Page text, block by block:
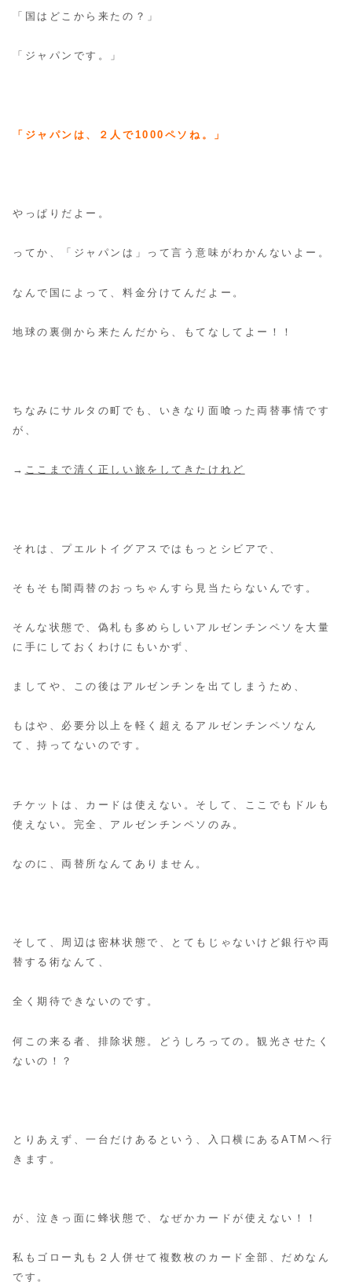
「国はどこから来たの？」
「ジャパンです。」
「ジャパンは、２人で1000ペソね 。」
やっぱりだよー。
ってか、「ジャパンは」って言う意味がわかんないよー。
なんで国によって、料金分けてんだよー。
地球の裏側から来たんだから、もてなしてよー！！
ちなみにサルタの町でも、いきなり面喰った両替事情です
が、
→ ここまで清く正しい旅をしてきたけれど
それは、プエルトイグアスではもっとシビアで、
そもそも闇両替のおっちゃんすら見当たらないんです。
そんな状態で、偽札も多めらしいアルゼンチンペソを大量
に手にしておくわけにもいかず、
ましてや、この後はアルゼンチンを出てしまうため、
もはや、必要分以上を軽く超えるアルゼンチンペソなん
て、持ってないのです。
チケットは、カードは使えない。そして、ここでもドルも
使えない。完全、アルゼンチンペソのみ。
なのに、両替所なんてありません。
そして、周辺は密林状態で、とてもじゃないけど銀行や両
替する術なんて、
全く期待できないのです。
何この来る者、排除状態。どうしろっての。観光させたく
ないの！？
とりあえず、一台だけあるという、入口横にあるATMへ行
きます。
が、泣きっ面に蜂状態で、なぜかカードが使えない！！
私もゴロー丸も２人併せて複数枚のカード全部、だめなん
です。